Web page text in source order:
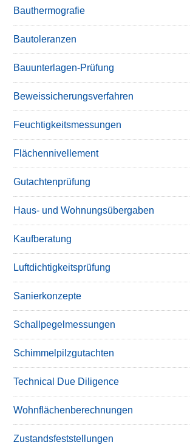
Bauthermografie
Bautoleranzen
Bauunterlagen-Prüfung
Beweissicherungsverfahren
Feuchtigkeitsmessungen
Flächennivellement
Gutachtenprüfung
Haus- und Wohnungsübergaben
Kaufberatung
Luftdichtigkeitsprüfung
Sanierkonzepte
Schallpegelmessungen
Schimmelpilzgutachten
Technical Due Diligence
Wohnflächenberechnungen
Zustandsfeststellungen